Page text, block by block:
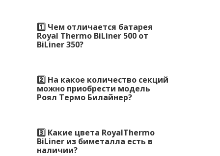
1️⃣ Чем отличается батарея
Royal Thermo BiLiner 500 от
BiLiner 350?
2️⃣ На какое количество секций
можно приобрести модель
Роял Термо Билайнер?
3️⃣ Какие цвета RoyalThermo
BiLiner из биметалла есть в
наличии?